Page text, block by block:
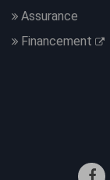
Assurance
Financement